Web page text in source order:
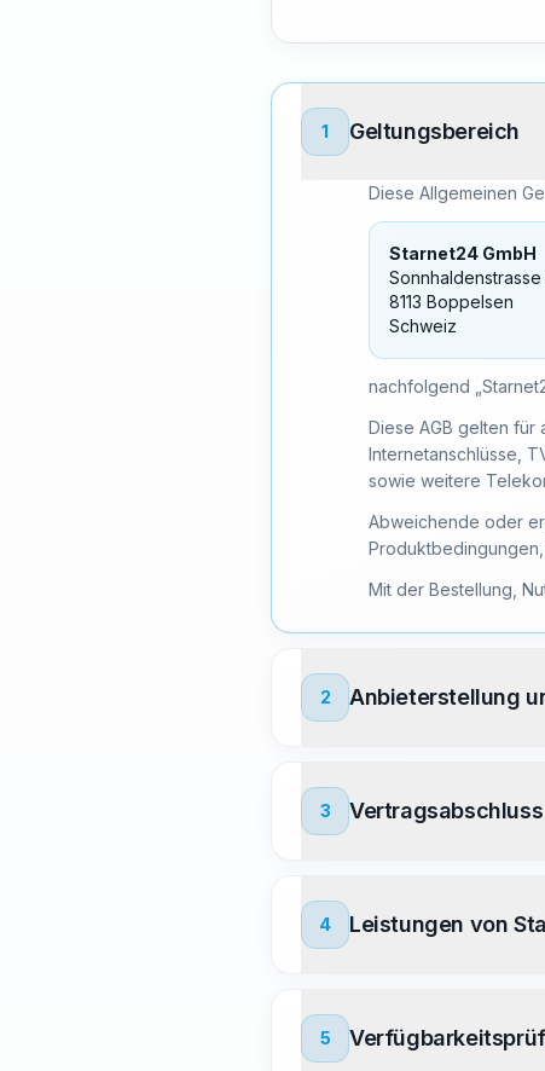
1 Geltungsbereich
Diese Allgemeinen
Starnet24 GmbH
Sonnhaldenstrasse
8113 Boppelsen
Schweiz
nachfolgend
Diese AGB gelten
Internetanschlüsse,
sowie weitere
Abweichende oder
Mit der Bestellung,
2 Anbieterstellung
3 Vertragsabschluss
4 Leistungen von
5